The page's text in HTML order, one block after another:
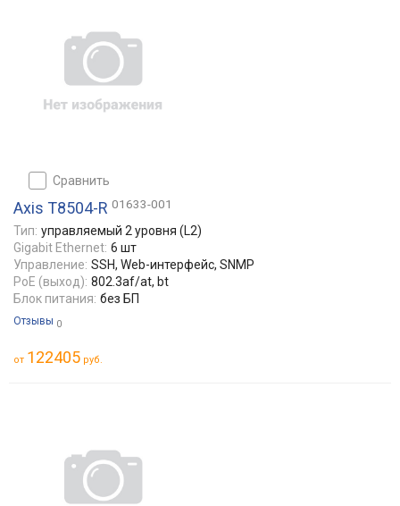
сравнить
Axis T8504-R 01633-001
Тип: управляемый 2 уровня (L2)
Gigabit Ethernet: 6 шт
Управление: SSH, Web-интерфейс, SNMP
PoE (выход): 802.3af/at, bt
Блок питания: без БП
Отзывы 0
от 122405 руб.